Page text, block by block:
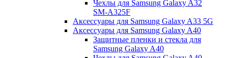
Чехлы для Samsung Galaxy A32
SM-A325F
Аксессуары для Samsung Galaxy A33 5G
Аксессуары для Samsung Galaxy A40
Защитные пленки и стекла для
Samsung Galaxy A40